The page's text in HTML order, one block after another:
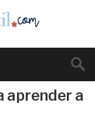
aprender a